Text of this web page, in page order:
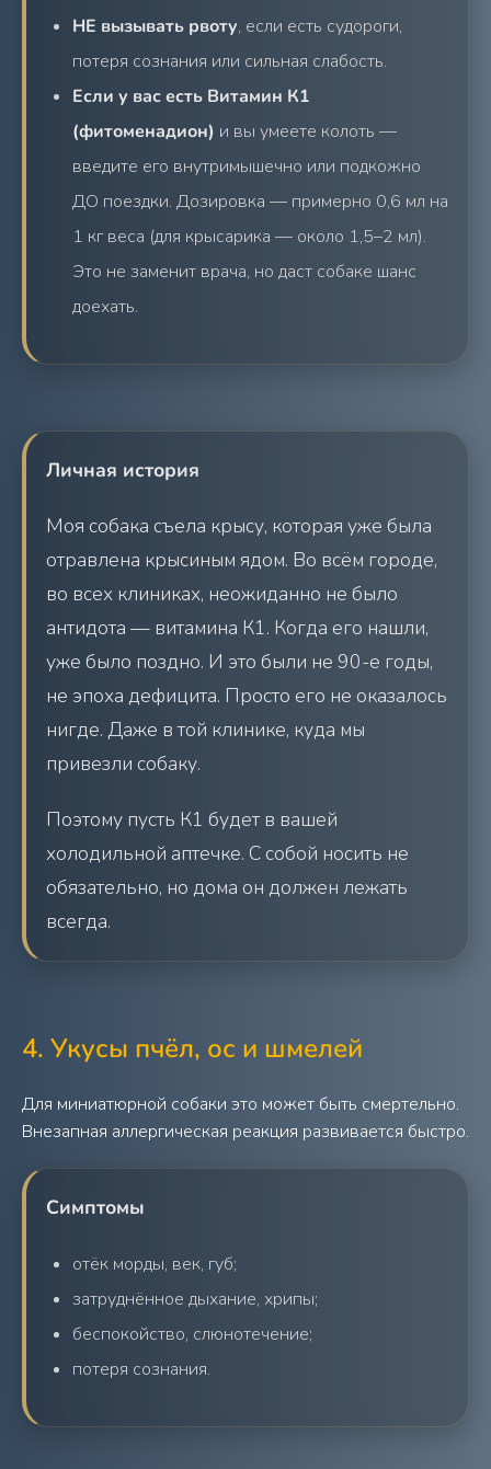
НЕ вызывать рвоту, если есть судороги,
потеря сознания или сильная слабость.
Если у вас есть Витамин К1
(фитоменадион) и вы умеете колоть —
введите его внутримышечно или подкожно
ДО поездки. Дозировка — примерно 0,6 мл на
1 кг веса (для крысарика — около 1,5–2 мл).
Это не заменит врача, но даст собаке шанс
доехать.
Личная история
Моя собака съела крысу, которая уже была
отравлена крысиным ядом. Во всём городе,
во всех клиниках, неожиданно не было
антидота — витамина К1. Когда его нашли,
уже было поздно. И это были не 90-е годы,
не эпоха дефицита. Просто его не оказалось
нигде. Даже в той клинике, куда мы
привезли собаку.
Поэтому пусть К1 будет в вашей
холодильной аптечке. С собой носить не
обязательно, но дома он должен лежать
всегда.
4. Укусы пчёл, ос и шмелей
Для миниатюрной собаки это может быть смертельно.
Внезапная аллергическая реакция развивается быстро.
Симптомы
отёк морды, век, губ;
затруднённое дыхание, хрипы;
беспокойство, слюнотечение;
потеря сознания.